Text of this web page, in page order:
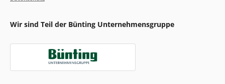
Wir sind Teil der Bünting Unternehmensgruppe